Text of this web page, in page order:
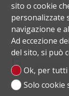
sito o cookie
personalizzate
navigazione e
Ad eccezione
del sito, si può
Ok, per tutti
Solo cookie